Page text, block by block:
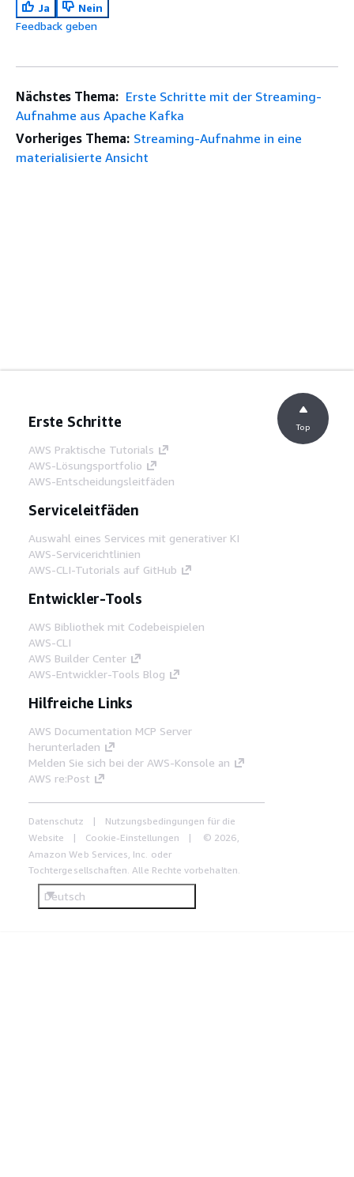
Ja
Nein
Feedback geben
Nächstes Thema: Erste Schritte mit der Streaming-
Aufnahme aus Apache Kafka
Vorheriges Thema: Streaming-Aufnahme in eine
materialisierte Ansicht
Erste Schritte
AWS Praktische Tutorials
AWS-Lösungsportfolio
AWS-Entscheidungsleitfäden
Serviceleitfäden
Auswahl eines Services mit generativer KI
AWS-Servicerichtlinien
AWS-CLI-Tutorials auf GitHub
Entwickler-Tools
AWS Bibliothek mit Codebeispielen
AWS-CLI
AWS Builder Center
AWS-Entwickler-Tools Blog
Hilfreiche Links
AWS Documentation MCP Server
herunterladen
Melden Sie sich bei der AWS-Konsole an
AWS re:Post
Datenschutz
Nutzungsbedingungen für die
Website
Cookie-Einstellungen
© 2026,
Amazon Web Services, Inc. oder
Tochtergesellschaften. Alle Rechte vorbehalten.
Deutsch
Top